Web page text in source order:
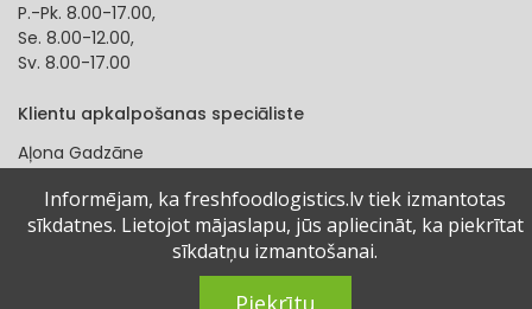
P.-Pk. 8.00-17.00,
Se. 8.00-12.00,
Sv. 8.00-17.00
Klientu apkalpošanas speciāliste
Aļona Gadzāne
e-pasts:alona.gadzane@freshfoodlogistics.lv
© 2024 Fresh Food Logistics SIA. Visas tiesības aizsargātas.
Informējam, ka freshfoodlogistics.lv tiek izmantotas
sīkdatnes. Lietojot mājaslapu, jūs apliecināt, ka piekrītat
sīkdatņu izmantošanai.
Piekrītu